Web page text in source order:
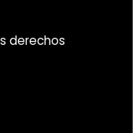
derechos